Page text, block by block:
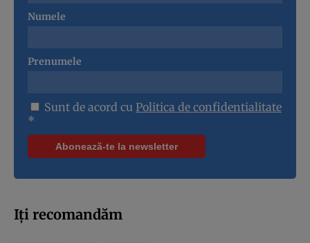
Numele
Prenumele
Sunt de acord cu Politica de confidentialitate
*
Iți recomandăm